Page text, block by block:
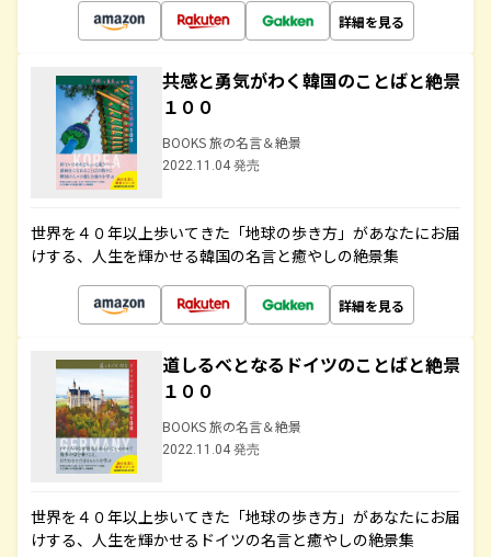
詳細を見る
共感と勇気がわく韓国のことばと絶景
１００
BOOKS 旅の名言＆絶景
2022.11.04 発売
世界を４０年以上歩いてきた「地球の歩き方」があなたにお届
けする、人生を輝かせる韓国の名言と癒やしの絶景集
詳細を見る
道しるべとなるドイツのことばと絶景
１００
BOOKS 旅の名言＆絶景
2022.11.04 発売
世界を４０年以上歩いてきた「地球の歩き方」があなたにお届
けする、人生を輝かせるドイツの名言と癒やしの絶景集